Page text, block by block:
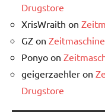
Drugstore
XrisWraith on
GZ on
Ponyo on
geigerzaehler on
Drugstore